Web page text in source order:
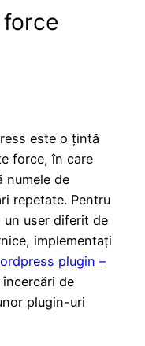
este o țintă
force, în care
numele de
repetate. Pentru
user diferit de
implementați
plugin –
de
plugin-uri